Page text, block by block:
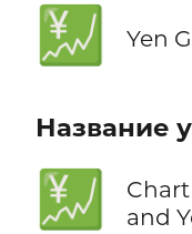
💹 Yen
Название
💹
and